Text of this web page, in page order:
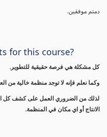
دمتم موفقين.
for this course?
كل مشكلة هي فرصة حقيقية للتطوير.
وكما نعلم فإنه لا توجد منظمة خالية من
لذلك من الضروري العمل على كشف كل
الانتاج أو اي مكان في المنظمة.